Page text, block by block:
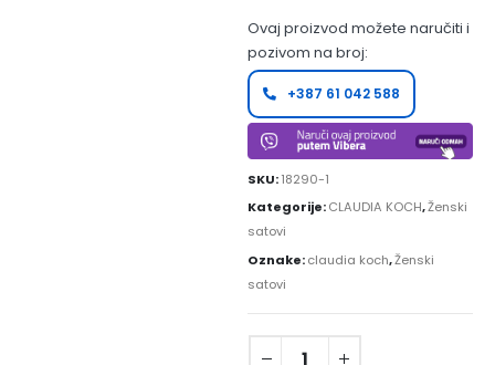
Ovaj proizvod možete naručiti i
pozivom na broj:
+387 61 042 588
SKU:18290-1
Kategorije:CLAUDIA KOCH,Ženski
satovi
Oznake:claudia koch,Ženski
satovi